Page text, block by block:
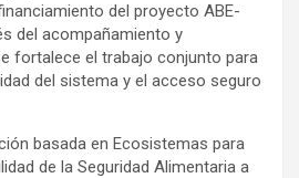
del proyecto ABE-
del acompañamiento y
fortalece el trabajo conjunto para
del sistema y el acceso seguro
basada en Ecosistemas para
de la Seguridad Alimentaria a